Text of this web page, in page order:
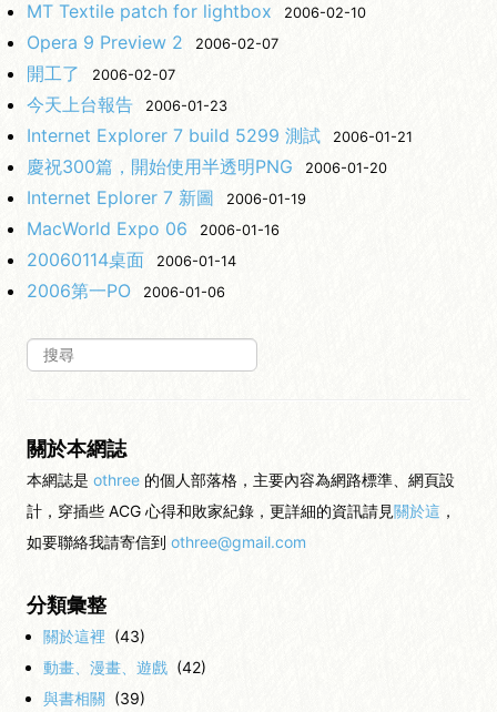
MT Textile patch for lightbox 2006-02-10
Opera 9 Preview 2 2006-02-07
開工了 2006-02-07
今天上台報告 2006-01-23
Internet Explorer 7 build 5299 測試 2006-01-21
慶祝300篇，開始使用半透明PNG 2006-01-20
Internet Eplorer 7 新圖 2006-01-19
MacWorld Expo 06 2006-01-16
20060114桌面 2006-01-14
2006第一PO 2006-01-06
關於本網誌
本網誌是 othree 的個人部落格，主要內容為網路標準、網頁設
計，穿插些 ACG 心得和敗家紀錄，更詳細的資訊請見關於這 ，
如要聯絡我請寄信到 othree@gmail.com
分類彙整
關於這裡 (43)
動畫、漫畫、遊戲 (42)
與書相關 (39)